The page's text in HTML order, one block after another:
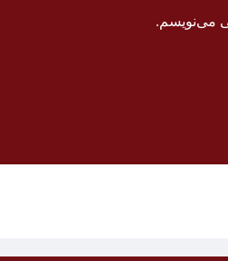
می‌نویسم.